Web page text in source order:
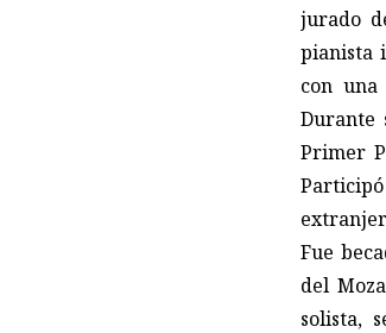
jurado
pianista
con
Durante
Primer
Fue
del
solista,